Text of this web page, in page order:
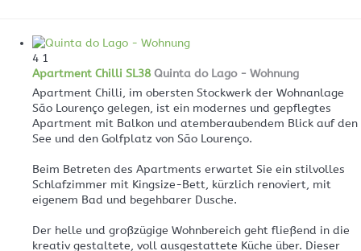
4 1
Apartment Chilli SL38 Quinta do Lago - Wohnung
Apartment Chilli, im obersten Stockwerk der Wohnanlage
São Lourenço gelegen, ist ein modernes und gepflegtes
Apartment mit Balkon und atemberaubendem Blick auf den
See und den Golfplatz von São Lourenço.
Beim Betreten des Apartments erwartet Sie ein stilvolles
Schlafzimmer mit Kingsize-Bett, kürzlich renoviert, mit
eigenem Bad und begehbarer Dusche.
Der helle und großzügige Wohnbereich geht fließend in die
kreativ gestaltete, voll ausgestattete Küche über. Dieser